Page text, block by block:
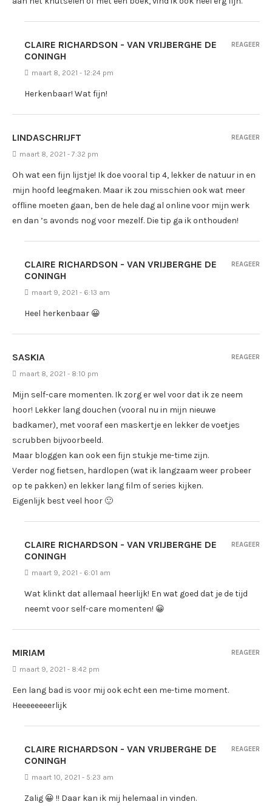
CLAIRE RICHARDSON - VAN VRIJBERGHE DE
CONINGH
maart 8, 2021 - 12:24 pm
Herkenbaar! Wat fijn!
REAGEER
LINDASCHRIJFT
maart 8, 2021 - 7:32 pm
Oh wat een fijn lijstje! Ik doe vooral tip 4, lekker de natuur in en
mijn hoofd leegmaken. Maar ik zou misschien ook wat meer
offline moeten gaan, ben de hele dag al online voor mijn werk
en dan ’s avonds nog voor mezelf. Die tip ga ik onthouden!
REAGEER
CLAIRE RICHARDSON - VAN VRIJBERGHE DE
CONINGH
maart 9, 2021 - 6:13 am
Heel herkenbaar 😀
REAGEER
SASKIA
maart 8, 2021 - 8:10 pm
Mijn self-care momenten. Ik zorg er wel voor dat ik ze neem
hoor! Lekker lang douchen (vooral nu in mijn nieuwe
badkamer), met vooraf een maskertje en lekker de voetjes
scrubben bijvoorbeeld.
Maar bloggen kan ook een fijn stukje me-time zijn.
Verder nog fietsen, hardlopen (wat ik langzaam weer probeer
op te pakken) en lekker lang film of series kijken.
Eigenlijk best veel hoor 🙂
REAGEER
CLAIRE RICHARDSON - VAN VRIJBERGHE DE
CONINGH
maart 9, 2021 - 6:01 am
Wat klinkt dat allemaal heerlijk! En wat goed dat je de tijd
neemt voor self-care momenten! 😀
REAGEER
MIRIAM
maart 9, 2021 - 8:42 pm
Een lang bad is voor mij ook echt een me-time moment.
Heeeeeeeerlijk
REAGEER
CLAIRE RICHARDSON - VAN VRIJBERGHE DE
CONINGH
maart 10, 2021 - 5:23 am
Zalig 😀 !! Daar kan ik mij helemaal in vinden.
REAGEER